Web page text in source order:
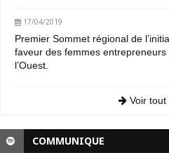
17/04/2019
Premier Sommet régional de
faveur des femmes
l’Ouest.
Voir tout
COMMUNIQUE